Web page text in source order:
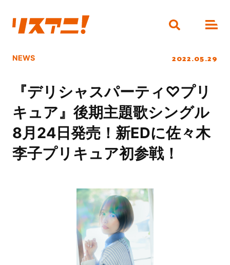
NEWS 2022.05.29
『デリシャスパーティ♡プリ
キュア』後期主題歌シングル
8月24日発売！新EDに佐々木
李子プリキュア初参戦！